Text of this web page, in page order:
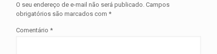
O seu endereço de e-mail não será publicado. Campos
obrigatórios são marcados com *
Comentário *